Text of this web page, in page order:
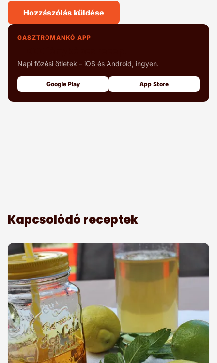
Hozzászólás küldése
GASZTROMANKÓ APP
Napi főzési ötletek – iOS és Android, ingyen.
Google Play App Store
Kapcsolódó receptek